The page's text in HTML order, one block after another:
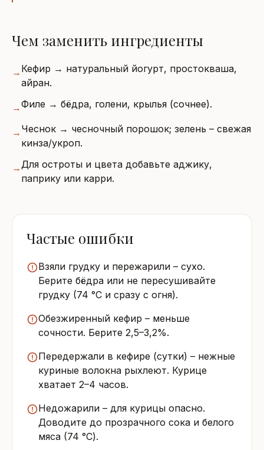
Чем заменить ингредиенты
→ Кефир → натуральный йогурт, простокваша,
айран.
→Филе → бёдра, голени, крылья (сочнее).
→ Чеснок → чесночный порошок; зелень – свежая
кинза/укроп.
→ Для остроты и цвета добавьте аджику,
паприку или карри.
Частые ошибки
Взяли грудку и пережарили – сухо.
Берите бёдра или не пересушивайте
грудку (74 °C и сразу с огня).
Обезжиренный кефир – меньше
сочности. Берите 2,5–3,2%.
Передержали в кефире (сутки) – нежные
куриные волокна рыхлеют. Курице
хватает 2–4 часов.
Недожарили – для курицы опасно.
Доводите до прозрачного сока и белого
мяса (74 °C).